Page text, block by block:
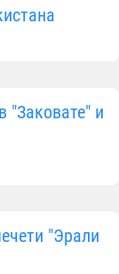
"Заковате" и
"Эрали